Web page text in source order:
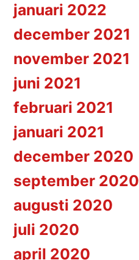
januari 2022
december 2021
november 2021
juni 2021
februari 2021
januari 2021
december 2020
september 2020
augusti 2020
juli 2020
april 2020